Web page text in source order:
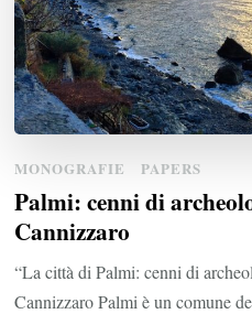
MONOGRAFIE PAPERS
Palmi: cenni di
Cannizzaro
“La città di Palmi: cenni di
Cannizzaro Palmi è un comune